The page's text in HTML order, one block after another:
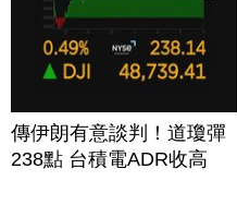
傳伊朗有意談判！道瓊彈
238點 台積電ADR收高